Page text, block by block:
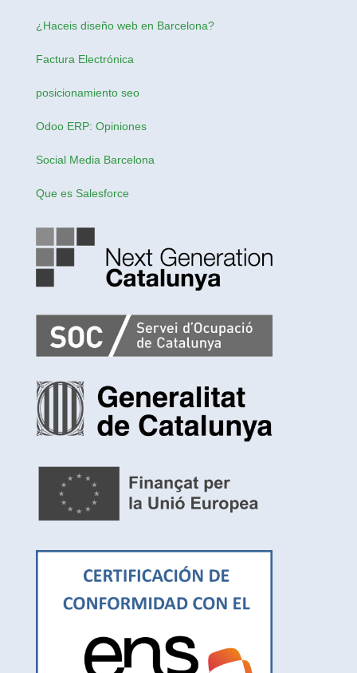
¿Haceis diseño web en Barcelona?
Factura Electrónica
posicionamiento seo
Odoo ERP: Opiniones
Social Media Barcelona
Que es Salesforce